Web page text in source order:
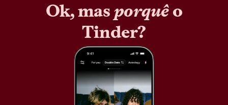
Ok, masporquêo
Tinder?